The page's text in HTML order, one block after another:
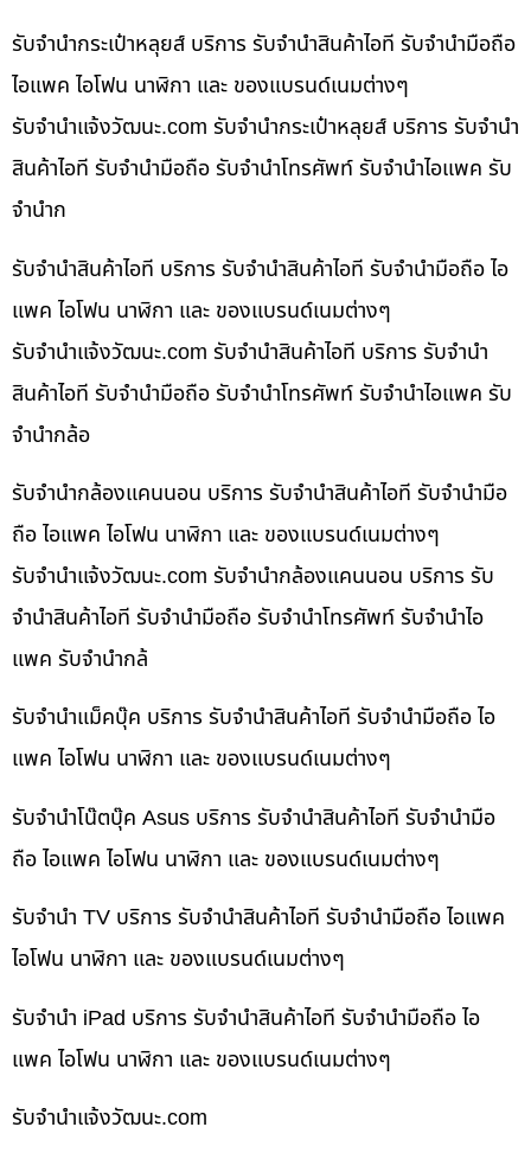
รับจำนำกระเป๋าหลุยส์ บริการ รับจำนำสินค้าไอที รับจำนำมือถือ
ไอแพค ไอโฟน นาฬิกา และ ของแบรนด์เนมต่างๆ
รับจํานําแจ้งวัฒนะ.com รับจำนำกระเป๋าหลุยส์ บริการ รับจำนำ
สินค้าไอที รับจำนำมือถือ รับจำนำโทรศัพท์ รับจำนำไอแพค รับ
จำนำก
รับจำนำสินค้าไอที บริการ รับจำนำสินค้าไอที รับจำนำมือถือ ไอ
แพค ไอโฟน นาฬิกา และ ของแบรนด์เนมต่างๆ
รับจํานําแจ้งวัฒนะ.com รับจำนำสินค้าไอที บริการ รับจำนำ
สินค้าไอที รับจำนำมือถือ รับจำนำโทรศัพท์ รับจำนำไอแพค รับ
จำนำกล้อ
รับจำนำกล้องแคนนอน บริการ รับจำนำสินค้าไอที รับจำนำมือ
ถือ ไอแพค ไอโฟน นาฬิกา และ ของแบรนด์เนมต่างๆ
รับจํานําแจ้งวัฒนะ.com รับจำนำกล้องแคนนอน บริการ รับ
จำนำสินค้าไอที รับจำนำมือถือ รับจำนำโทรศัพท์ รับจำนำไอ
แพค รับจำนำกล้
รับจำนำแม็คบุ๊ค บริการ รับจำนำสินค้าไอที รับจำนำมือถือ ไอ
แพค ไอโฟน นาฬิกา และ ของแบรนด์เนมต่างๆ
รับจำนำโน๊ตบุ๊ค Asus บริการ รับจำนำสินค้าไอที รับจำนำมือ
ถือ ไอแพค ไอโฟน นาฬิกา และ ของแบรนด์เนมต่างๆ
รับจำนำ TV บริการ รับจำนำสินค้าไอที รับจำนำมือถือ ไอแพค
ไอโฟน นาฬิกา และ ของแบรนด์เนมต่างๆ
รับจำนำ iPad บริการ รับจำนำสินค้าไอที รับจำนำมือถือ ไอ
แพค ไอโฟน นาฬิกา และ ของแบรนด์เนมต่างๆ
รับจํานําแจ้งวัฒนะ.com